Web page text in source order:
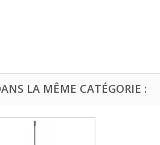
LA MÊME CATÉGORIE :